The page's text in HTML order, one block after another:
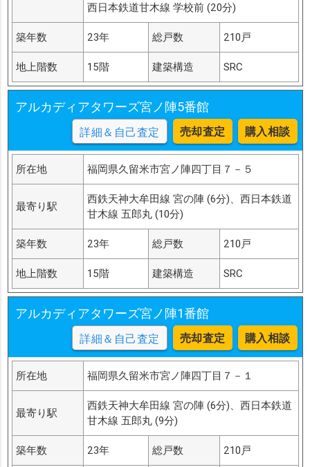
西日本鉄道甘木線 学校前 (20分)
築年数 23年 総戸数 210戸
地上階数 15階 建築構造 SRC
アルカディアタワーズ宮ノ陣5番館
詳細＆自己査定 売却査定 購入相談
所在地 福岡県久留米市宮ノ陣四丁目７－５
最寄り駅
西鉄天神大牟田線 宮の陣 (6分)、西日本鉄道
甘木線 五郎丸 (10分)
築年数 23年 総戸数 210戸
地上階数 15階 建築構造 SRC
アルカディアタワーズ宮ノ陣1番館
詳細＆自己査定 売却査定 購入相談
所在地 福岡県久留米市宮ノ陣四丁目７－１
最寄り駅
西鉄天神大牟田線 宮の陣 (6分)、西日本鉄道
甘木線 五郎丸 (9分)
築年数 23年 総戸数 210戸